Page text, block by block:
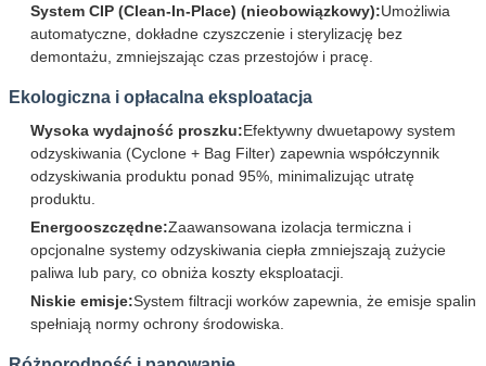
System CIP (Clean-In-Place) (nieobowiązkowy):Umożliwia
automatyczne, dokładne czyszczenie i sterylizację bez
demontażu, zmniejszając czas przestojów i pracę.
Ekologiczna i opłacalna eksploatacja
Wysoka wydajność proszku:Efektywny dwuetapowy system
odzyskiwania (Cyclone + Bag Filter) zapewnia współczynnik
odzyskiwania produktu ponad 95%, minimalizując utratę
produktu.
Energooszczędne:Zaawansowana izolacja termiczna i
opcjonalne systemy odzyskiwania ciepła zmniejszają zużycie
paliwa lub pary, co obniża koszty eksploatacji.
Niskie emisje:System filtracji worków zapewnia, że emisje spalin
spełniają normy ochrony środowiska.